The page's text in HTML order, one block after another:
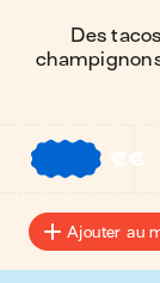
Des
€€
Ajouter au